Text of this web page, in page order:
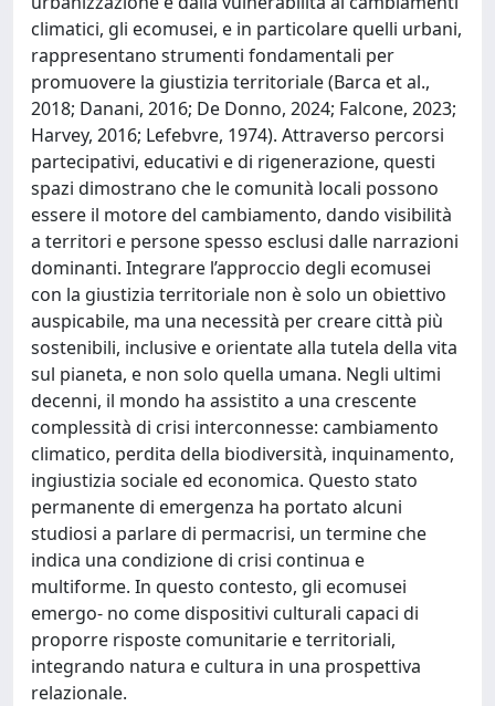
climatici, gli ecomusei, e in particolare quelli urbani,
rappresentano strumenti fondamentali per
promuovere la giustizia territoriale (Barca et al.,
2018; Danani, 2016; De Donno, 2024; Falcone, 2023;
Harvey, 2016; Lefebvre, 1974). Attraverso percorsi
partecipativi, educativi e di rigenerazione, questi
spazi dimostrano che le comunità locali possono
essere il motore del cambiamento, dando visibilità
a territori e persone spesso esclusi dalle narrazioni
dominanti. Integrare l’approccio degli ecomusei
con la giustizia territoriale non è solo un obiettivo
auspicabile, ma una necessità per creare città più
sostenibili, inclusive e orientate alla tutela della vita
sul pianeta, e non solo quella umana. Negli ultimi
decenni, il mondo ha assistito a una crescente
complessità di crisi interconnesse: cambiamento
climatico, perdita della biodiversità, inquinamento,
ingiustizia sociale ed economica. Questo stato
permanente di emergenza ha portato alcuni
studiosi a parlare di permacrisi, un termine che
indica una condizione di crisi continua e
multiforme. In questo contesto, gli ecomusei
emergo- no come dispositivi culturali capaci di
proporre risposte comunitarie e territoriali,
integrando natura e cultura in una prospettiva
relazionale.